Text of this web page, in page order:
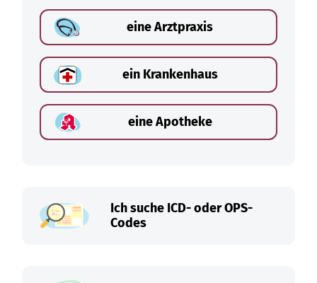
eine Arztpraxis
ein Krankenhaus
eine Apotheke
Ich suche ICD- oder OPS-
Codes